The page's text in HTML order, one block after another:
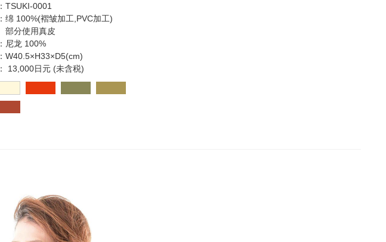
：TSUKI-0001
：绵 100%(褶皱加工,PVC加工)
部分使用真皮
：尼龙 100%
：W40.5×H33×D5(cm)
： 13,000日元 (未含税)